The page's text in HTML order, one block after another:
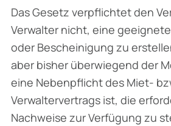
Das Gesetz verpflichtet den
Verwalter nicht, eine
oder Bescheinigung zu
aber bisher überwiegend der
eine Nebenpflicht des Miet-
Verwaltervertrags ist, die
Nachweise zur Verfügung zu